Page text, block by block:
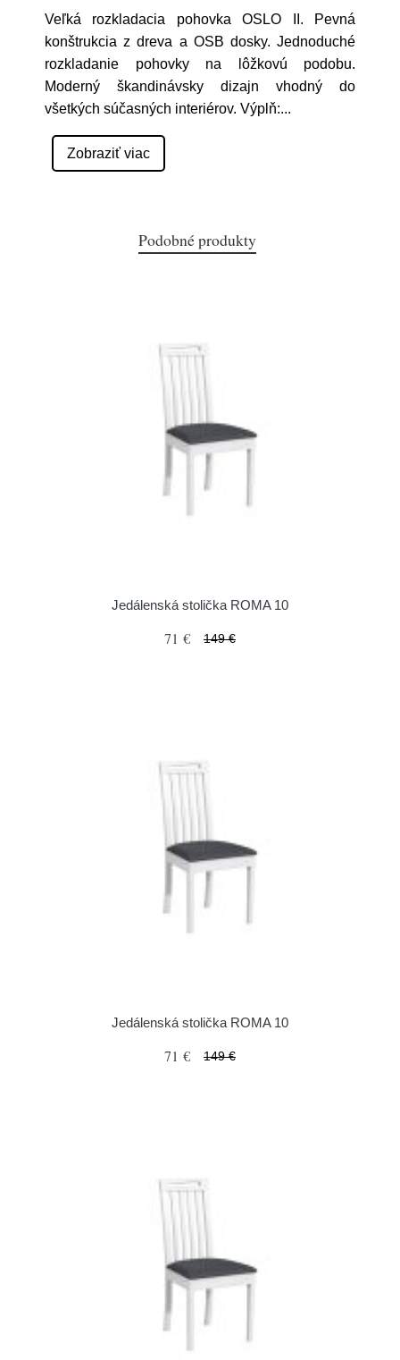
Veľká rozkladacia pohovka OSLO II. Pevná
konštrukcia z dreva a OSB dosky. Jednoduché
rozkladanie pohovky na lôžkovú podobu.
Moderný škandinávsky dizajn vhodný do
všetkých súčasných interiérov. Výplň:...
Zobraziť viac
Podobné produkty
Jedálenská stolička ROMA 10
71 € 149 €
Jedálenská stolička ROMA 10
71 € 149 €